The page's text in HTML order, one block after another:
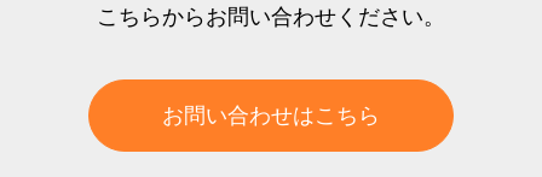
こちらからお問い合わせください。
お問い合わせはこちら